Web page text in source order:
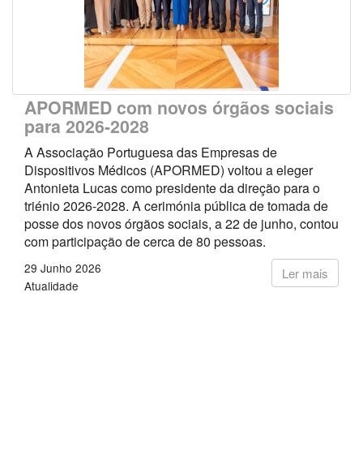
APORMED com novos órgãos sociais
para 2026-2028
A Associação Portuguesa das Empresas de
Dispositivos Médicos (APORMED) voltou a eleger
Antonieta Lucas como presidente da direção para o
triénio 2026-2028. A cerimónia pública de tomada de
posse dos novos órgãos sociais, a 22 de junho, contou
com participação de cerca de 80 pessoas.
Ler mais
29 Junho 2026
Atualidade